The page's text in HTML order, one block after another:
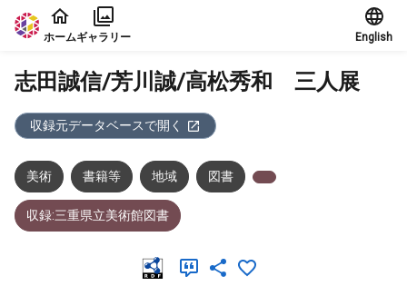
本文に飛ぶ
ホームギャラリー English
志田誠信/芳川誠/高松秀和 三人展
収録元データベースで開く
美術 書籍等 地域 図書
収録:三重県立美術館図書